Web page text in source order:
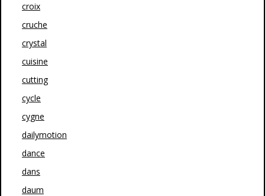
croix
cruche
crystal
cuisine
cutting
cycle
cygne
dailymotion
dance
dans
daum